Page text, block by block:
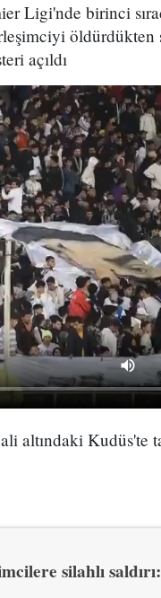
Ligi'nde birinci
açıldı
altındaki Kudüs'te
silahlı